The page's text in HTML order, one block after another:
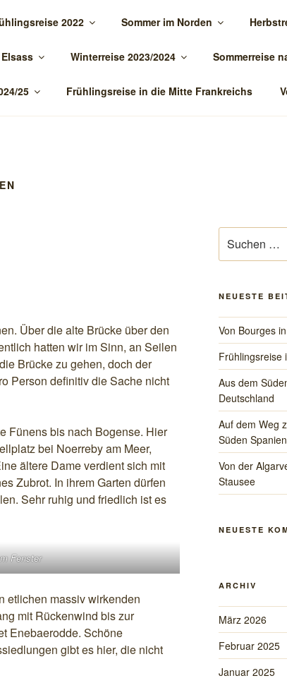
2022 Sommer im Norden
Winterreise 2023/2024 Sommerreise
25 Frühlingsreise in die Mitte Frankreichs
Über die alte Brücke über den
hatten wir im Sinn, an Seilen
Brücke zu gehen, doch der
Person definitiv die Sache nicht
Fünens bis nach Bogense. Hier
bei Noerreby am Meer,
ältere Dame verdient sich mit
Zubrot. In ihrem Garten dürfen
Sehr ruhig und friedlich ist es
Fenster
etlichen massiv wirkenden
mit Rückenwind bis zur
Enebaerodde. Schöne
gibt es hier, die nicht
nach:
NEUESTE
Von Bourges
Frühlingsreise
Aus dem
Deutschland
Auf dem Weg
Süden
Von der
Stausee
NEUESTE
ARCHIV
März 2026
Februar 2025
Januar 2025